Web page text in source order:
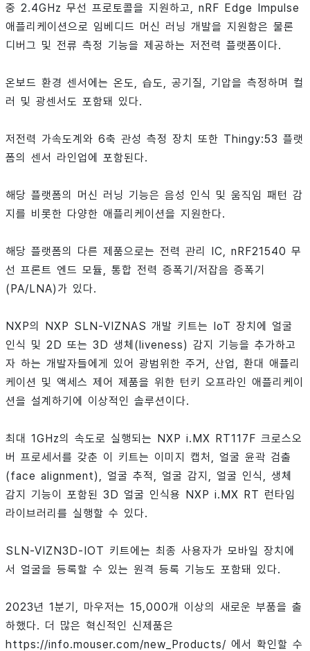
중 2.4GHz 무선 프로토콜을 지원하고, nRF Edge Impulse
애플리케이션으로 임베디드 머신 러닝 개발을 지원함은 물론
디버그 및 전류 측정 기능을 제공하는 저전력 플랫폼이다.
온보드 환경 센서에는 온도, 습도, 공기질, 기압을 측정하며 컬
러 및 광센서도 포함돼 있다.
저전력 가속도계와 6축 관성 측정 장치 또한 Thingy:53 플랫
폼의 센서 라인업에 포함된다.
해당 플랫폼의 머신 러닝 기능은 음성 인식 및 움직임 패턴 감
지를 비롯한 다양한 애플리케이션을 지원한다.
해당 플랫폼의 다른 제품으로는 전력 관리 IC, nRF21540 무
선 프론트 엔드 모듈, 통합 전력 증폭기/저잡음 증폭기
(PA/LNA)가 있다.
NXP의 NXP SLN-VIZNAS 개발 키트는 IoT 장치에 얼굴
인식 및 2D 또는 3D 생체(liveness) 감지 기능을 추가하고
자 하는 개발자들에게 있어 광범위한 주거, 산업, 환대 애플리
케이션 및 액세스 제어 제품을 위한 턴키 오프라인 애플리케이
션을 설계하기에 이상적인 솔루션이다.
최대 1GHz의 속도로 실행되는 NXP i.MX RT117F 크로스오
버 프로세서를 갖춘 이 키트는 이미지 캡처, 얼굴 윤곽 검출
(face alignment), 얼굴 추적, 얼굴 감지, 얼굴 인식, 생체
감지 기능이 포함된 3D 얼굴 인식용 NXP i.MX RT 런타임
라이브러리를 실행할 수 있다.
SLN-VIZN3D-IOT 키트에는 최종 사용자가 모바일 장치에
서 얼굴을 등록할 수 있는 원격 등록 기능도 포함돼 있다.
2023년 1분기, 마우저는 15,000개 이상의 새로운 부품을 출
하했다. 더 많은 혁신적인 신제품은
https://info.mouser.com/new_Products/ 에서 확인할 수